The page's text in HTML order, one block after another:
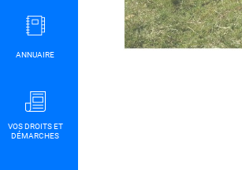
ANNUAIRE
VOS DROITS ET
DÉMARCHES